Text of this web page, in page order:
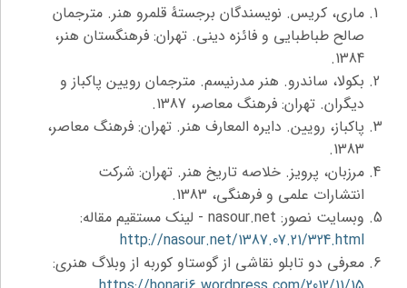
ماری، کریس. نویسندگان برجستۀ قلمرو هنر. مترجمان
صالح طباطبایی و فائزه دینی. تهران: فرهنگستان هنر،
1384.
بکولا، ساندرو. هنر مدرنیسم. مترجمان رویین پاکباز و
دیگران. تهران: فرهنگ معاصر، 1387.
پاکباز، رویین. دایره المعارف هنر. تهران: فرهنگ معاصر،
1383.
مرزبان، پرویز. خلاصه تاریخ هنر. تهران: شرکت
انتشارات علمی و فرهنگی، 1383.
وبسایت نصور: nasour.net- لینک مستقیم مقاله:
http://nasour.net/1387.07.21/324.html
معرفی دو تابلو نقاشی از گوستاو کوربه از وبلاگ هنری: